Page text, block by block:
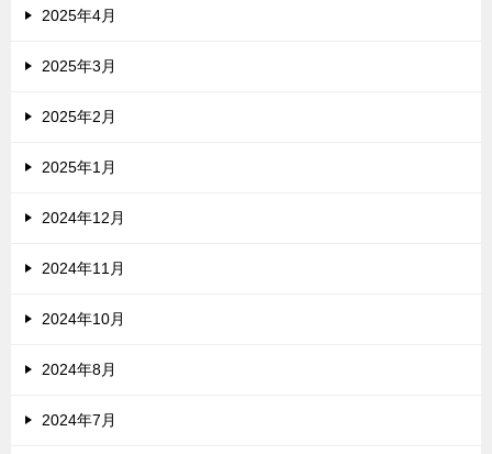
2025年4月
2025年3月
2025年2月
2025年1月
2024年12月
2024年11月
2024年10月
2024年8月
2024年7月